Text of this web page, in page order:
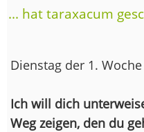
... hat taraxacum
Dienstag der 1. Woche
Ich will dich
Weg zeigen, den du